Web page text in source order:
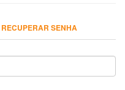
RECUPERAR SENHA